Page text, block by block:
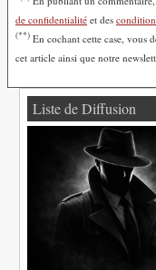
de confidentialité et des
(**) En cochant cette case, vous
cet article ainsi que notre
Liste de Diffusion